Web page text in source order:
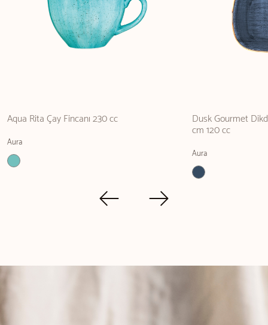
Aqua Rita Çay Fincanı 230 cc
Aura
Dusk Gourmet
cm 120 cc
Aura